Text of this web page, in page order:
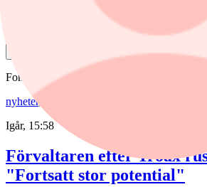
Fonder
nyheter
Igår, 15:58
Förvaltaren efter Troax
"Fortsatt stor potential"